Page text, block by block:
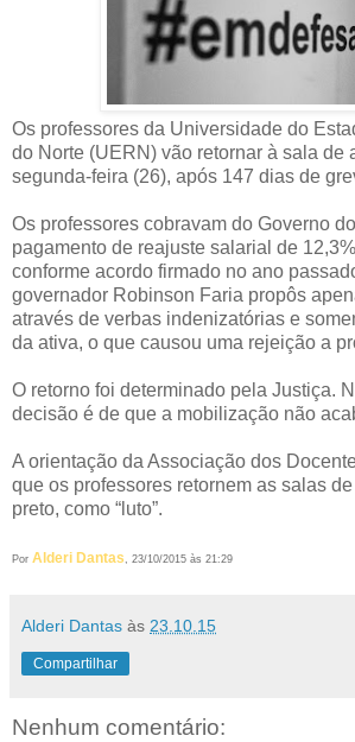
Os professores da Universidade do
do Norte (UERN) vão retornar à sala de
segunda-feira (26), após 147 dias de
Os professores cobravam do Governo
pagamento de reajuste salarial de
conforme acordo firmado no ano
governador Robinson Faria propôs
através de verbas indenizatórias e
da ativa, o que causou uma rejeição a
O retorno foi determinado pela Justiça.
decisão é de que a mobilização não
A orientação da Associação dos
que os professores retornem as salas
preto, como “luto”.
Por Alderi Dantas, 23/10/2015 às 21:29
Alderi Dantas às 23.10.15
Compartilhar
Nenhum comentário: